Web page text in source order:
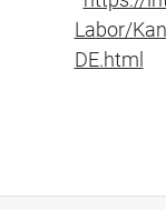
Labor/
DE.html